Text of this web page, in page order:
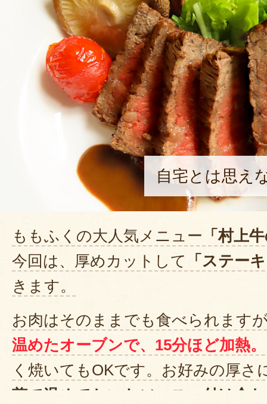
自宅とは思え
ももふくの大人気メニュー 「村上
今回は、厚めカットして
「ステー
きます。
お肉はそのままでも食べられます
温めたオーブンで、15分ほど加熱。
く焼いてもOKです。お好みの厚さ
煎で温めておいたソース、付け合